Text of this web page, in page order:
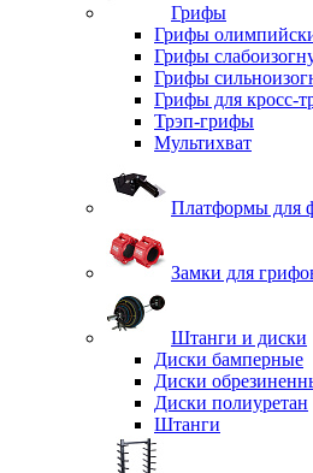
Грифы
Грифы
Грифы
Грифы
Грифы для кросс-
Трэп-грифы
Мультихват
Платформы для
Замки для
Штанги и диски
Диски бамперные
Диски
Диски полиуретан
Штанги